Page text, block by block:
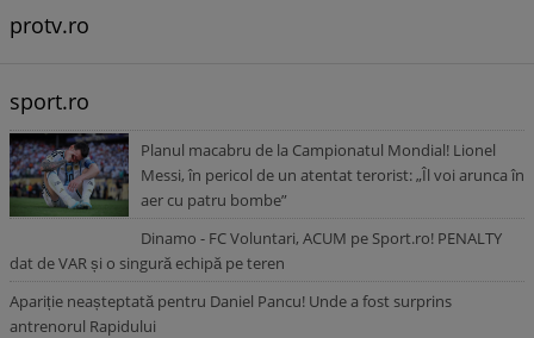
protv.ro
sport.ro
Planul macabru de la Campionatul Mondial! Lionel
Messi, în pericol de un atentat terorist: „Îl voi arunca în
aer cu patru bombe”
Dinamo - FC Voluntari, ACUM pe Sport.ro! PENALTY
dat de VAR și o singură echipă pe teren
Apariție neașteptată pentru Daniel Pancu! Unde a fost surprins
antrenorul Rapidului